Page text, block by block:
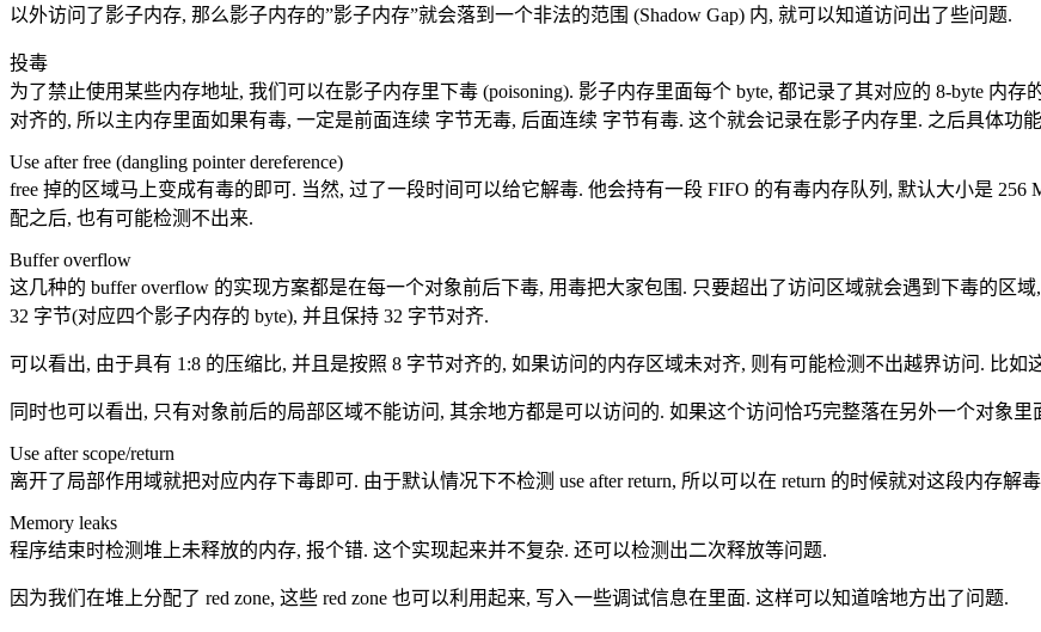
以外访问了影子内存, 那么影子内存的”影子内存”就会落到一个非法的范围 (Shadow Gap) 内, 就可以知道访问出了些问题.
投毒
为了禁止使用某些内存地址, 我们可以在影子内存里下毒 (poisoning). 影子内存里面每个 byte, 都记录了其对应的 8-byte 内
对齐的, 所以主内存里面如果有毒, 一定是前面连续 字节无毒, 后面连续 字节有毒. 这个就会记录在影子内存里. 之后具体功
Use after free (dangling pointer dereference)
free 掉的区域马上变成有毒的即可. 当然, 过了一段时间可以给它解毒. 他会持有一段 FIFO 的有毒内存队列, 默认大小是 256
配之后, 也有可能检测不出来.
Buffer overflow
这几种的 buffer overflow 的实现方案都是在每一个对象前后下毒, 用毒把大家包围. 只要超出了访问区域就会遇到下毒的区
32 字节(对应四个影子内存的 byte), 并且保持 32 字节对齐.
可以看出, 由于具有 1:8 的压缩比, 并且是按照 8 字节对齐的, 如果访问的内存区域未对齐, 则有可能检测不出越界访问. 比如
同时也可以看出, 只有对象前后的局部区域不能访问, 其余地方都是可以访问的. 如果这个访问恰巧完整落在另外一个对象里
Use after scope/return
离开了局部作用域就把对应内存下毒即可. 由于默认情况下不检测 use after return, 所以可以在 return 的时候就对这段内存解
Memory leaks
程序结束时检测堆上未释放的内存, 报个错. 这个实现起来并不复杂. 还可以检测出二次释放等问题.
因为我们在堆上分配了 red zone, 这些 red zone 也可以利用起来, 写入一些调试信息在里面. 这样可以知道啥地方出了问题.